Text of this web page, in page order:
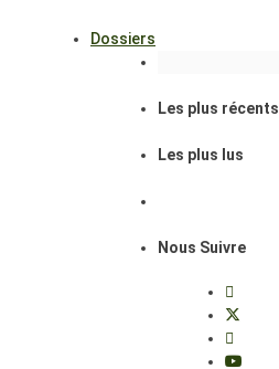
Dossiers
Les plus récents
Les plus lus
Nous Suivre